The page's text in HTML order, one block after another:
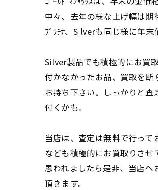
中々、去年の様な上げ幅は期
ﾌﾟﾗﾁﾅ、Silverも同じ様に年末
Silver製品でも積極的にお買
付かなかったお品、買取を
お持ち下さい。しっかりと査
付くかも。
当店は、査定は無料で行って
なども積極的にお買取りさせ
思われましたら是非、当店へ
頂きます。